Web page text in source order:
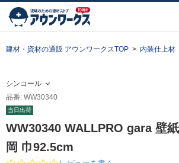
建材・資材の通販 アウンワークスTOP 内装仕上材
シンコール
品番: WW30340
当日出荷
WW30340 WALLPRO gara 壁
岡 巾92.5cm